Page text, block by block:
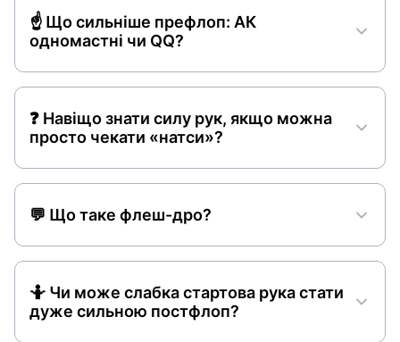
☝️ Що сильніше префлоп: АК
одномастні чи QQ?
❓ Навіщо знати силу рук, якщо можна
просто чекати «натси»?
💬 Що таке флеш-дро?
🤷 Чи може слабка стартова рука стати
дуже сильною постфлоп?